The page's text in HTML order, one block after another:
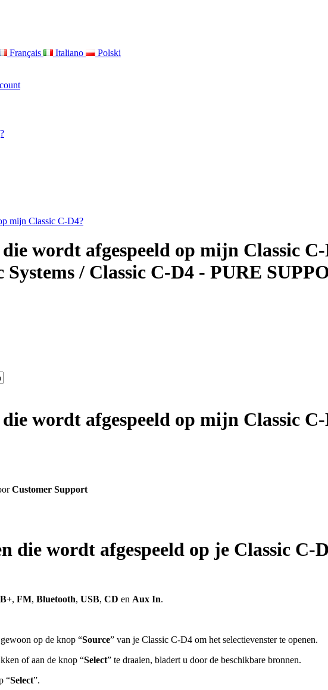
Français Italiano
Polski
mijn Classic C-D4?
wordt afgespeeld op mijn Classic
/ Classic C-D4 - PURE
wordt afgespeeld op mijn Classic
Customer Support
die wordt afgespeeld op je Classic C-
, FM, Bluetooth, USB, CD en Aux In.
op de knop “Source” van je Classic C-D4 om het selectievenster te openen.
of aan de knop “Select” te draaien, bladert u door de beschikbare bronnen.
“Select”.